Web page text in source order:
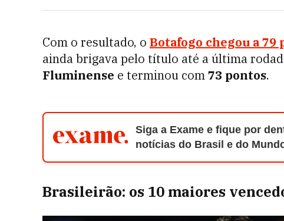
Com o resultado, o Botafogo chegou a79
ainda brigava pelo título até a última
Fluminense e terminou com73 pontos.
Siga a Exame e fique por
notícias do Brasil e do
Brasileirão: os 10 maiores